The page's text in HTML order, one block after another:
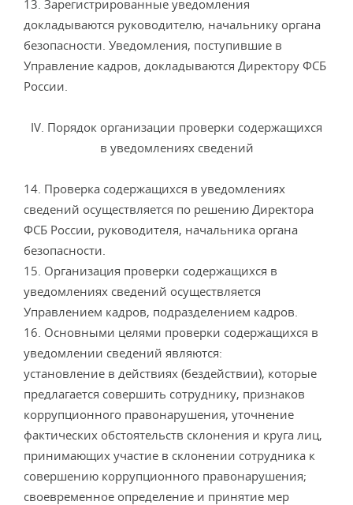
13. Зарегистрированные уведомления
докладываются руководителю, начальнику органа
безопасности. Уведомления, поступившие в
Управление кадров, докладываются Директору ФСБ
России.
IV. Порядок организации проверки содержащихся
в уведомлениях сведений
14. Проверка содержащихся в уведомлениях
сведений осуществляется по решению Директора
ФСБ России, руководителя, начальника органа
безопасности.
15. Организация проверки содержащихся в
уведомлениях сведений осуществляется
Управлением кадров, подразделением кадров.
16. Основными целями проверки содержащихся в
уведомлении сведений являются:
установление в действиях (бездействии), которые
предлагается совершить сотруднику, признаков
коррупционного правонарушения, уточнение
фактических обстоятельств склонения и круга лиц,
принимающих участие в склонении сотрудника к
совершению коррупционного правонарушения;
своевременное определение и принятие мер